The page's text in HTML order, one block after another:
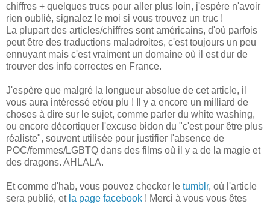
chiffres + quelques trucs pour aller plus loin, j'espère n'avoir
rien oublié, signalez le moi si vous trouvez un truc !
La plupart des articles/chiffres sont américains, d'où parfois
peut être des traductions maladroites, c'est toujours un peu
ennuyant mais c'est vraiment un domaine où il est dur de
trouver des info correctes en France.
J'espère que malgré la longueur absolue de cet article, il
vous aura intéressé et/ou plu ! Il y a encore un milliard de
choses à dire sur le sujet, comme parler du white washing,
ou encore décortiquer l'excuse bidon du "c'est pour être plus
réaliste", souvent utilisée pour justifier l'absence de
POC/femmes/LGBTQ dans des films où il y a de la magie et
des dragons. AHLALA.
Et comme d'hab, vous pouvez checker le tumblr, où l'article
sera publié, etla page facebook ! Merci à vous vous êtes